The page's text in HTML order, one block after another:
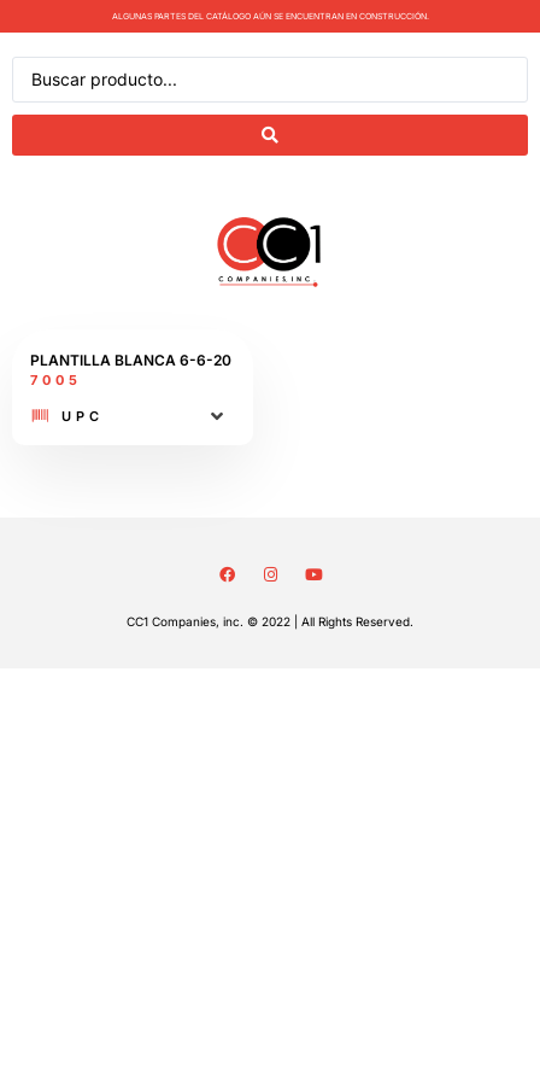
ALGUNAS PARTES DEL CATÁLOGO AÚN SE ENCUENTRAN EN CONSTRUCCIÓN.
PLANTILLA BLANCA 6-6-20
7005
UPC
CC1 Companies, inc. © 2022 | All Rights Reserved.